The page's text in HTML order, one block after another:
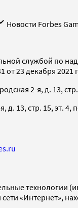
Новости Forbes
службой по
23 декабря 2021
2-я, д. 13,
д. 13, стр. 15, эт. 4,
технологии
«Интернет»,